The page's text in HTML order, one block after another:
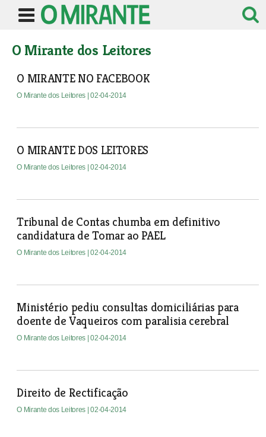
O Mirante dos Leitores
O MIRANTE NO FACEBOOK
O Mirante dos Leitores | 02-04-2014
O MIRANTE DOS LEITORES
O Mirante dos Leitores | 02-04-2014
Tribunal de Contas chumba em definitivo
candidatura de Tomar ao PAEL
O Mirante dos Leitores | 02-04-2014
Ministério pediu consultas domiciliárias para
doente de Vaqueiros com paralisia cerebral
O Mirante dos Leitores | 02-04-2014
Direito de Rectificação
O Mirante dos Leitores | 02-04-2014